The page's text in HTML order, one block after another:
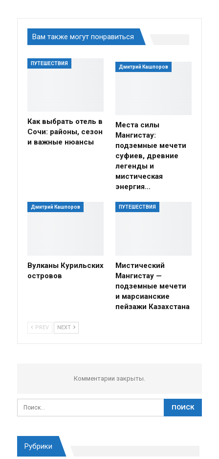
Вам также могут понравиться
ПУТЕШЕСТВИЯ
Как выбрать отель в
Сочи: районы, сезон
и важные нюансы
Дмитрий Кашпоров
Места силы
Мангистау:
подземные мечети
суфиев, древние
легенды и
мистическая
энергия…
Дмитрий Кашпоров
Вулканы Курильских
островов
ПУТЕШЕСТВИЯ
Мистический
Мангистау —
подземные мечети
и марсианские
пейзажи Казахстана
PREV NEXT
Комментарии закрыты.
Рубрики